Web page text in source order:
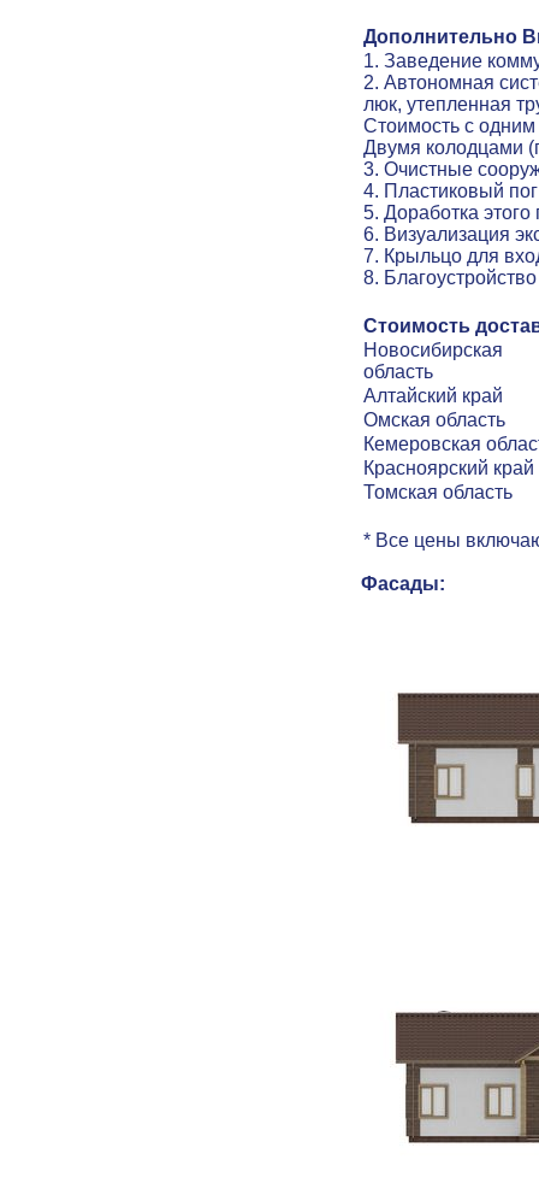
Дополнительно
1. Заведение
2. Автономная
люк, утепленная
Стоимость с
Двумя колодцами
3. Очистные
4. Пластиковый
5. Доработка этого
6. Визуализация
7. Крыльцо для
8.
Стоимость
Новосибирская
область
Алтайский край
Омская область
Кемеровская
Красноярский край
Томская область
* Все цены
Фасады: